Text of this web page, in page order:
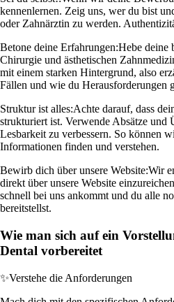
kennenlernen. Zeig uns, wer du bist
oder Zahnärztin zu werden.
Betone deine Erfahrungen:Hebe deine
Chirurgie und ästhetischen
mit einem starken Hintergrund, also
Fällen und wie du Herausforderungen
Struktur ist alles:Achte darauf, dass
strukturiert ist. Verwende Absätze und
Lesbarkeit zu verbessern. So können
Informationen finden und verstehen.
Bewirb dich über unsere Website:Wir
direkt über unsere Website
schnell bei uns ankommt und du alle
bereitstellst.
Wie man sich auf ein
Dental vorbereitet
✨Verstehe die Anforderungen